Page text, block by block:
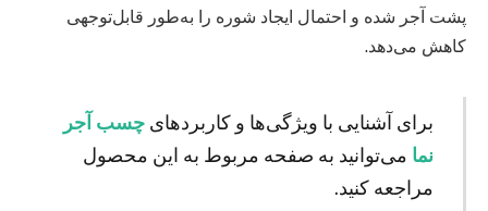
پشت آجر شده و احتمال ایجاد شوره را به‌طور قابل‌توجهی
کاهش می‌دهد.
برای آشنایی با ویژگی‌ها و کاربردهای چسب آجر
نما می‌توانید به صفحه مربوط به این محصول
مراجعه کنید.